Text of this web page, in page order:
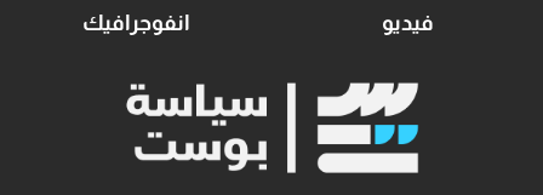
فيديو انفوجرافيك